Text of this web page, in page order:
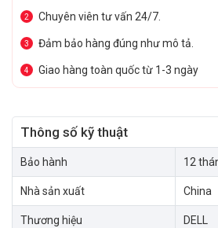
2 Chuyên viên tư vấn 24/7.
3 Đảm bảo hàng đúng như mô tả.
4 Giao hàng toàn quốc từ 1-3 ngày
Thông số kỹ thuật
Bảo hành 12
Nhà sản xuất China
Thương hiệu DELL